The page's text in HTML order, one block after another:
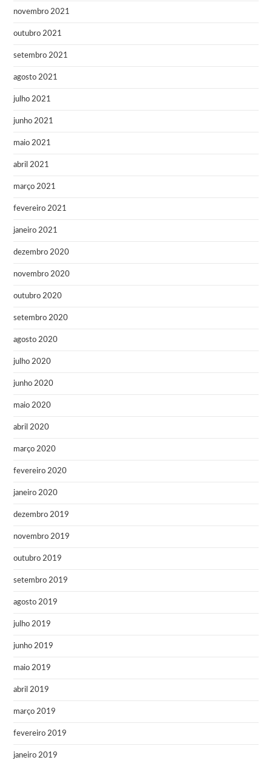
novembro 2021
outubro 2021
setembro 2021
agosto 2021
julho 2021
junho 2021
maio 2021
abril 2021
março 2021
fevereiro 2021
janeiro 2021
dezembro 2020
novembro 2020
outubro 2020
setembro 2020
agosto 2020
julho 2020
junho 2020
maio 2020
abril 2020
março 2020
fevereiro 2020
janeiro 2020
dezembro 2019
novembro 2019
outubro 2019
setembro 2019
agosto 2019
julho 2019
junho 2019
maio 2019
abril 2019
março 2019
fevereiro 2019
janeiro 2019